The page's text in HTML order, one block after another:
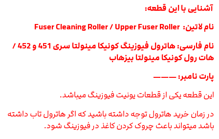
آشنایی با این قطعه:
نام لاتین: Upper Fuser Roller /
Fuser Cleaning Roller
نام فارسی: هاترول فیوزینگ کونیکا مینولتا سری 451 و 452 /
هات رول کونیکا مینولتا بیزهاب
پارت نامبر: ———
این قطعه یکی از قطعات یونیت فیوزینگ میباشد.
در زمان خرید هاترول توجه داشته باشید که اگر هاترول تاب داشته
باشد میتواند باعث چروک کردن کاغذ در فیوزینگ شود.